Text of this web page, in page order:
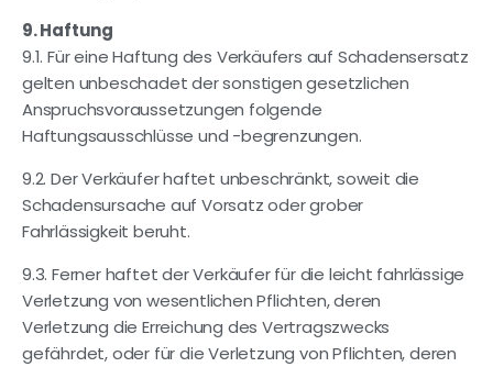
9. Haftung
9.1. Für eine Haftung des Verkäufers auf Schadensersatz
gelten unbeschadet der sonstigen gesetzlichen
Anspruchsvoraussetzungen folgende
Haftungsausschlüsse und -begrenzungen.
9.2. Der Verkäufer haftet unbeschränkt, soweit die
Schadensursache auf Vorsatz oder grober
Fahrlässigkeit beruht.
9.3. Ferner haftet der Verkäufer für die leicht fahrlässige
Verletzung von wesentlichen Pflichten, deren
Verletzung die Erreichung des Vertragszwecks
gefährdet, oder für die Verletzung von Pflichten, deren